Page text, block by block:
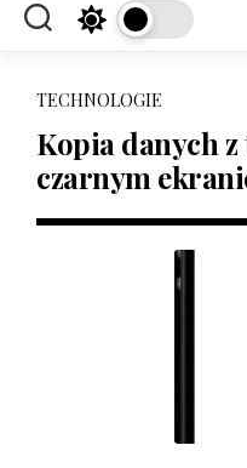
TECHNOLOGIE
Kopia danych
czarnym